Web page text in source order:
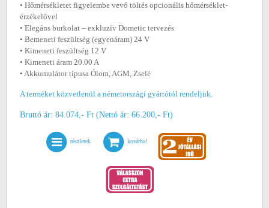
• Hőmérsékletet figyelembe vevő töltés opcionális hőmérséklet-
érzékelővel
• Elegáns burkolat – exkluzív Dometic tervezés
• Bemeneti feszültség (egyenáram) 24 V
• Kimeneti feszültség 12 V
• Kimeneti áram 20.00 A
• Akkumulátor típusa Ólom, AGM, Zselé
A terméket közvetlenül a németországi gyártótól rendeljük.
Bruttó ár: 84.074,- Ft (Nettó ár: 66.200,- Ft)
részletek kosárba!